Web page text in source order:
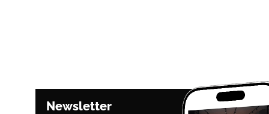
Newsletter